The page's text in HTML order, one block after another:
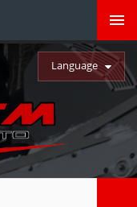
Language